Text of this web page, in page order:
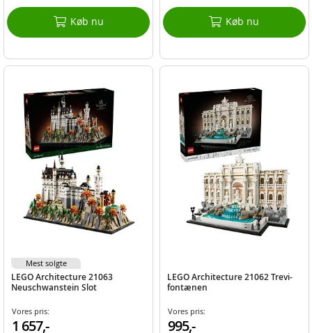
Køb nu Køb nu
LEGO Architecture 21063
Neuschwanstein Slot
Vores pris:
1 657,-
Mest solgte
LEGO Architecture 21062 Trevi-
fontænen
Vores pris:
995,-